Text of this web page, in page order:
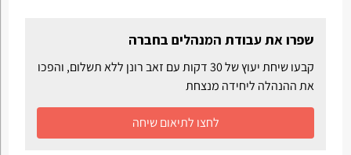
שפרו את עבודת המנהלים בחברה
קבעו שיחת יעוץ של 30 דקות עם זאב רונן ללא תשלום, והפכו
את ההנהלה ליחידה מנצחת
לחצו לתיאום שיחה